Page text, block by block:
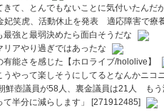
きて、とんでもないことに気付いたんだ
妃笑虎、活動休止を発表 適応障害で療
最強と最弱決めたら面白そうだな
リアやり過ぎではあったな
能さを感じた【ホロライブ/hololive】
うやって楽しそうにしてるとなんかニコ
鮮壺議員が58人、裏金議員は21人 も
て半分に減らします」 [271912485]